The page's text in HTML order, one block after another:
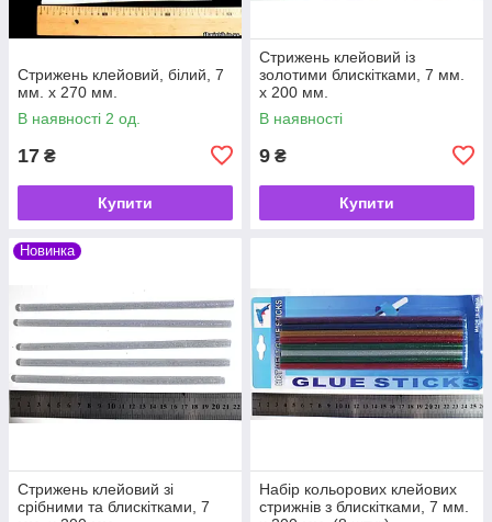
Стрижень клейовий, білий, 7
мм. х 270 мм.
В наявності 2 од.
17 ₴
Купити
Стрижень клейовий із
золотими блискітками, 7 мм.
х 200 мм.
В наявності
9 ₴
Купити
Новинка
Стрижень клейовий зі
срібними та блискітками, 7
Набір кольорових клейових
стрижнів з блискітками, 7 мм.